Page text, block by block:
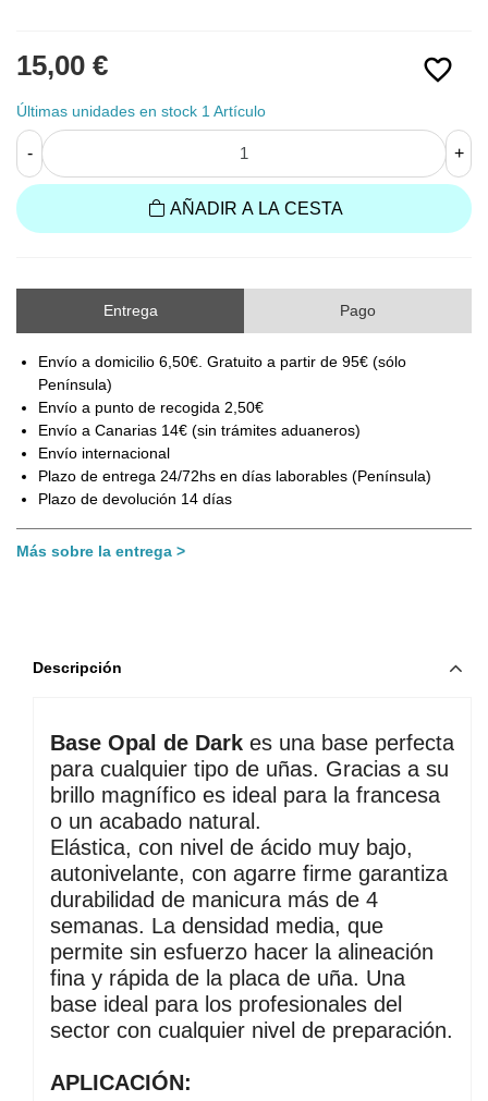
favorite_border
15,00 €
Últimas unidades en stock 1 Artículo
- +
AÑADIR A LA CESTA
Entrega Pago
Envío a domicilio 6,50€. Gratuito a partir de 95€ (sólo
Península)
Envío a punto de recogida 2,50€
Envío a Canarias 14€ (sin trámites aduaneros)
Envío internacional
Plazo de entrega 24/72hs en días laborables (Península)
Plazo de devolución 14 días
Más sobre la entrega
Descripción
Base Opal de Dark es una base perfecta
para cualquier tipo de uñas. Gracias a su
brillo magnífico es ideal para la francesa
o un acabado natural.
Elástica, con nivel de ácido muy bajo,
autonivelante, con agarre firme garantiza
durabilidad de manicura más de 4
semanas. La densidad media, que
permite sin esfuerzo hacer la alineación
fina y rápida de la placa de uña. Una
base ideal para los profesionales del
sector con cualquier nivel de preparación.
APLICACIÓN: